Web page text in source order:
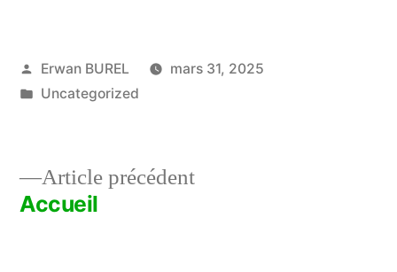
Publié
par
Erwan BUREL
mars 31, 2025
Publié
Uncategorized
Navigation
Article précédentArticle
Accueil